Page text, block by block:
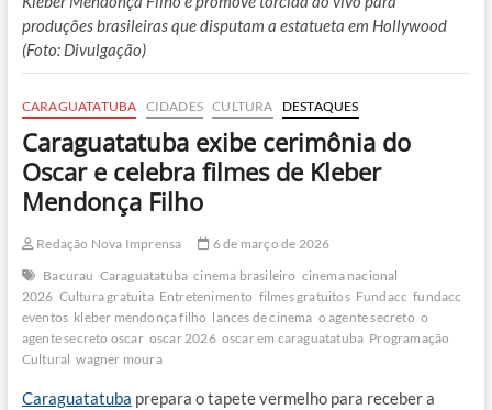
produções brasileiras que disputam a estatueta em Hollywood
(Foto: Divulgação)
CARAGUATATUBA CIDADES CULTURA DESTAQUES
Caraguatatuba exibe cerimônia do
Oscar e celebra filmes de Kleber
Mendonça Filho
Redação Nova Imprensa
6 de março de 2026
Bacurau Caraguatatuba cinema brasileiro cinema nacional
2026 Cultura gratuita Entretenimento filmes gratuitos Fundacc fundacc
eventos kleber mendonça filho lances de cinema o agente secreto o
agente secreto oscar oscar 2026 oscar em caraguatatuba Programação
Cultural wagner moura
Caraguatatuba prepara o tapete vermelho para receber a